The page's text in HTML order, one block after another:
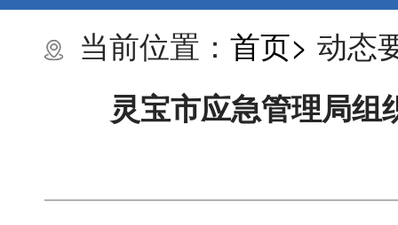
当前位置： 首页> 动态
灵宝市应急管理局